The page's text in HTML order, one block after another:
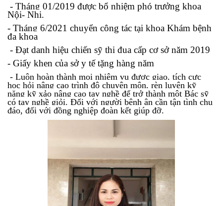
- Tháng 01/2019 được bổ nhiệm phó trưởng khoa
Nội- Nhi.
- Tháng 6/2021 chuyển công tác tại khoa Khám bệnh
đa khoa
- Đạt danh hiệu chiến sỹ thi đua cấp cơ sở năm 2019
- Giấy khen của sở y tế tặng hàng năm
- Luôn hoàn thành mọi nhiệm vụ được giao, tích cực
học hỏi nâng cao trình độ chuyên môn, rèn luyện kỹ
năng kỹ xảo nâng cao tay nghề để trở thành một Bác sỹ
có tay nghề giỏi. Đối với người bệnh ân cần tận tình chu
đáo, đối với đồng nghiệp đoàn kết giúp đỡ.